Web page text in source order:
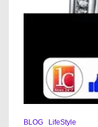
BLOG LifeStyle